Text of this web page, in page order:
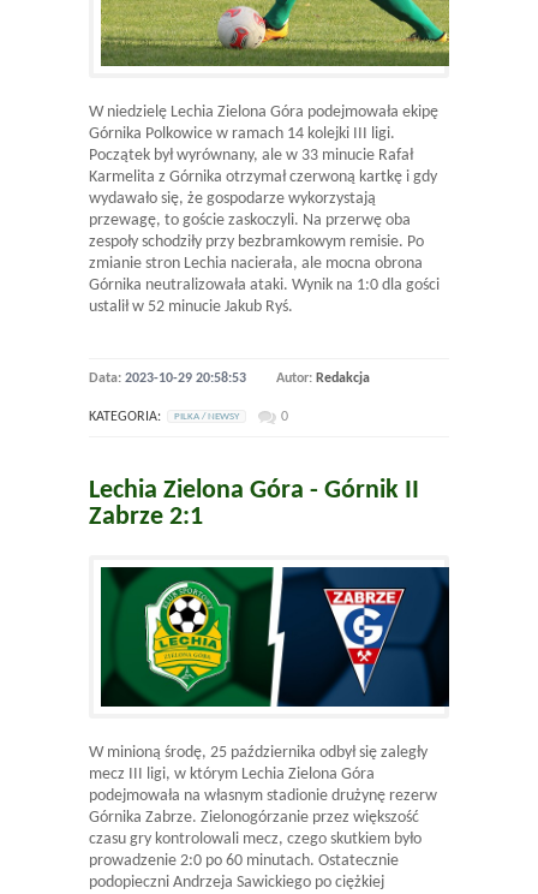
W niedzielę Lechia Zielona Góra podejmowała ekipę
Górnika Polkowice w ramach 14 kolejki III ligi.
Początek był wyrównany, ale w 33 minucie Rafał
Karmelita z Górnika otrzymał czerwoną kartkę i gdy
wydawało się, że gospodarze wykorzystają
przewagę, to goście zaskoczyli. Na przerwę oba
zespoły schodziły przy bezbramkowym remisie. Po
zmianie stron Lechia nacierała, ale mocna obrona
Górnika neutralizowała ataki. Wynik na 1:0 dla gości
ustalił w 52 minucie Jakub Ryś.
Data: 2023-10-29 20:58:53 Autor: Redakcja
KATEGORIA: PILKA / NEWSY 0
Lechia Zielona Góra - Górnik II
Zabrze 2:1
W minioną środę, 25 października odbył się zaległy
mecz III ligi, w którym Lechia Zielona Góra
podejmowała na własnym stadionie drużynę rezerw
Górnika Zabrze. Zielonogórzanie przez większość
czasu gry kontrolowali mecz, czego skutkiem było
prowadzenie 2:0 po 60 minutach. Ostatecznie
podopieczni Andrzeja Sawickiego po ciężkiej